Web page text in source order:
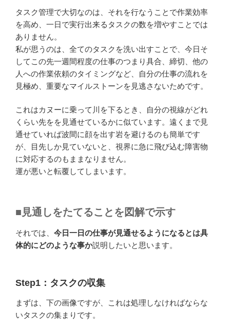
タスク管理で大切なのは、それを行なうことで作業効率
を高め、一日で実行出来るタスクの数を増やすことでは
ありません。
私が思うのは、全てのタスクを洗い出すことで、今日そ
してこの先一週間程度の仕事のつまり具合、締切、他の
人への作業依頼のタイミングなど、自分の仕事の流れを
見極め、重要なマイルストーンを見逃さないためです。
これはカヌーに乗って川を下るとき、自分の視線がどれ
くらい先をを見通せているかに似ています。遠くまで見
通せていれば波間に顔を出す岩を避けるのも簡単です
が、目先しか見ていないと、視界に急に飛び込む障害物
に対応するのもままなりません。
運が悪いと転覆してしまいます。
■見通しをたてることを図解で示す
それでは、 今日一日の仕事が見通せるようになるとは具
体的にどのような事か説明したいと思います。
Step1：タスクの収集
まずは、下の画像ですが、これは処理しなければならな
いタスクの集まりです。